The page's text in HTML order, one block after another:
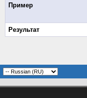
Пример
Результат